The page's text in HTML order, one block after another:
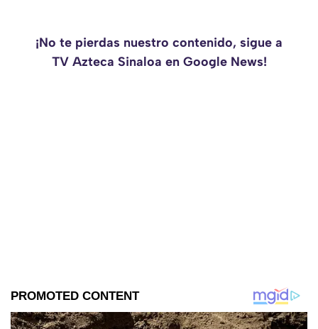
¡No te pierdas nuestro contenido, sigue a
TV Azteca Sinaloa en Google News!